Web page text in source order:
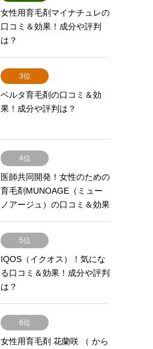
女性用育毛剤マイナチュレの
口コミ＆効果！成分や評判
は？
3位
ベルタ育毛剤の口コミ＆効
果！成分や評判は？
4位
医師共同開発！女性のための
育毛剤MUNOAGE（ミュー
ノアージュ）の口コミ＆効果
5位
IQOS（イクオス）！気にな
る口コミ＆効果！成分や評判
は？
6位
女性用育毛剤 花蘭咲 （ から